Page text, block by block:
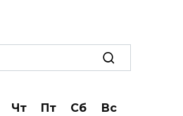
Чт Пт Сб
Вс